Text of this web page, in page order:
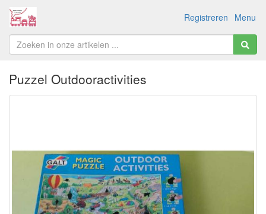
Menu
Registreren
Puzzel Outdooractivities